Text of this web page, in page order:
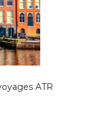
ATR